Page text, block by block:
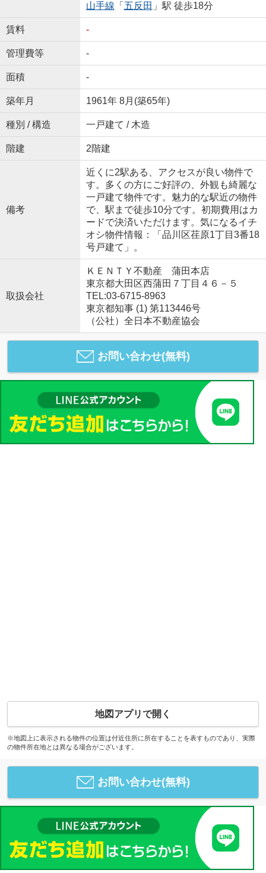
山手線 「 五反田 」駅 徒歩18分
賃料 -
管理費等 -
面積 -
築年月 1961年 8月(築65年)
種別 / 構造 一戸建て / 木造
階建 2階建
備考
近くに2駅ある、アクセスが良い物件で
す。多くの方にご好評の、外観も綺麗な
一戸建て物件です。魅力的な駅近の物件
で、駅まで徒歩10分です。初期費用はカ
ードで決済いただけます。気になるイチ
オシ物件情報：「品川区荏原1丁目3番18
号戸建て」。
取扱会社
ＫＥＮＴＹ不動産 蒲田本店
東京都大田区西蒲田７丁目４６－５
TEL:03-6715-8963
東京都知事 (1) 第113446号
（公社）全日本不動産協会
お問い合わせ(無料)
地図アプリで開く
※地図上に表示される物件の位置は付近住所に所在することを表すものであり、実際
の物件所在地とは異なる場合がございます。
お問い合わせ(無料)